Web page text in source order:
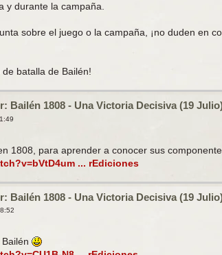
y durante la campaña.
sobre el juego o la campaña, ¡no duden en
batalla de Bailén!
Bailén 1808 - Una Victoria Decisiva (19
1808, para aprender a conocer sus
... rEdiciones
Bailén 1808 - Una Victoria Decisiva (19